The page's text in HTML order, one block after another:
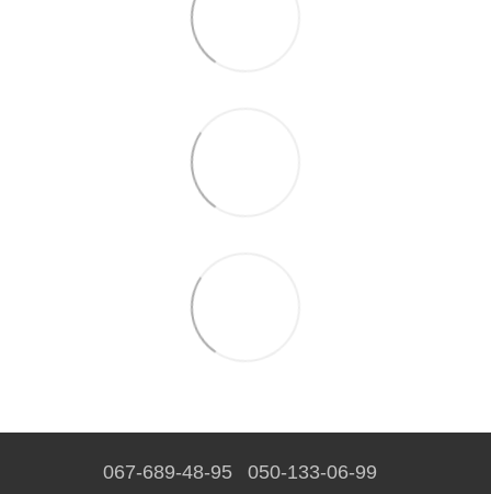
067-689-48-95 050-133-06-99